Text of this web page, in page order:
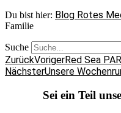
Du bist hier: Blog Rotes
Familie
Suche
ZurückVorigerRed Sea
NächsterUnsere
Sei ein Teil